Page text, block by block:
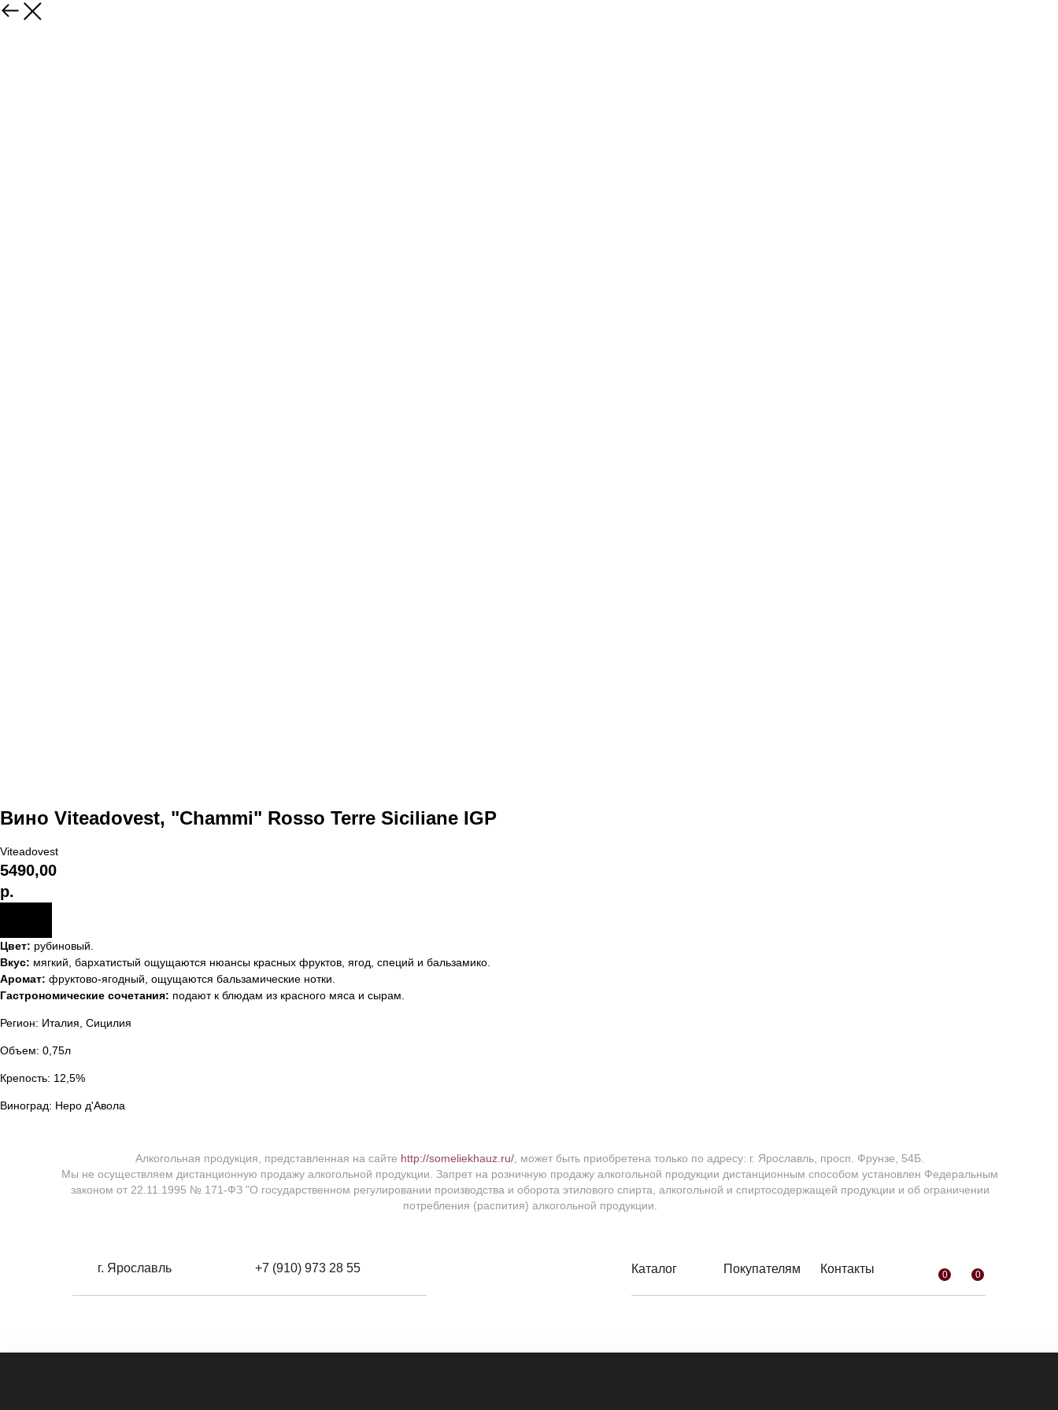
Вино Viteadovest, "Chammi" Rosso Terre Siciliane IGP
Viteadovest
5490,00
р.
Цвет: рубиновый.
Вкус: мягкий, бархатистый ощущаются нюансы красных фруктов, ягод, специй и бальзамико.
Аромат: фруктово-ягодный, ощущаются бальзамические нотки.
Гастрономические сочетания: подают к блюдам из красного мяса и сырам.
Регион: Италия, Сицилия
Объем: 0,75л
Крепость: 12,5%
Виноград: Неро д'Авола
Алкогольная продукция, представленная на сайте http://someliekhauz.ru/ , может быть приобретена только по адресу: г. Ярославль, просп. Фрунзе, 54Б.
Мы не осуществляем дистанционную продажу алкогольной продукции. Запрет на розничную продажу алкогольной продукции дистанционным способом установлен Федеральным
законом от 22.11.1995 № 171-ФЗ "О государственном регулировании производства и оборота этилового спирта, алкогольной и спиртосодержащей продукции и об ограничении
потребления (распития) алкогольной продукции.
+7 (910) 973 28 55
г. Ярославль Контакты
Каталог Покупателям 0 0